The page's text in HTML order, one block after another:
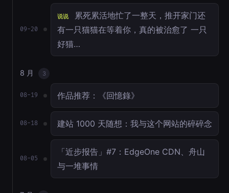
09-20
说说
累死累活地忙了一整天，推开家门还
有一只猫猫在等着你，真的被治愈了 一只
好猫…
8 月 3
08-19 作品推荐：《回憶錄》
08-18 建站 1000 天随想：我与这个网站的碎碎念
08-05
「近步报告」#7：EdgeOne CDN、舟山
与一堆事情